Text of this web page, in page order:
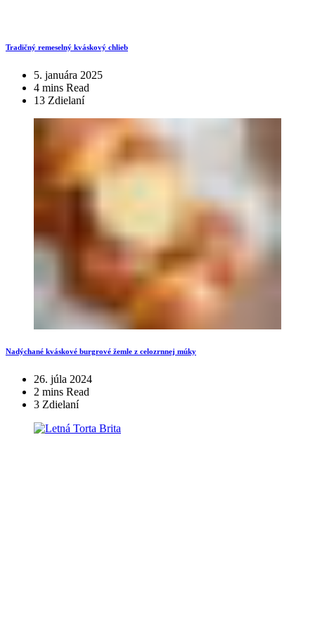
Tradičný remeselný kváskový chlieb
5. januára 2025
4 mins Read
13 Zdielaní
Nadýchané kváskové burgrové žemle z celozrnnej múky
26. júla 2024
2 mins Read
3 Zdielaní